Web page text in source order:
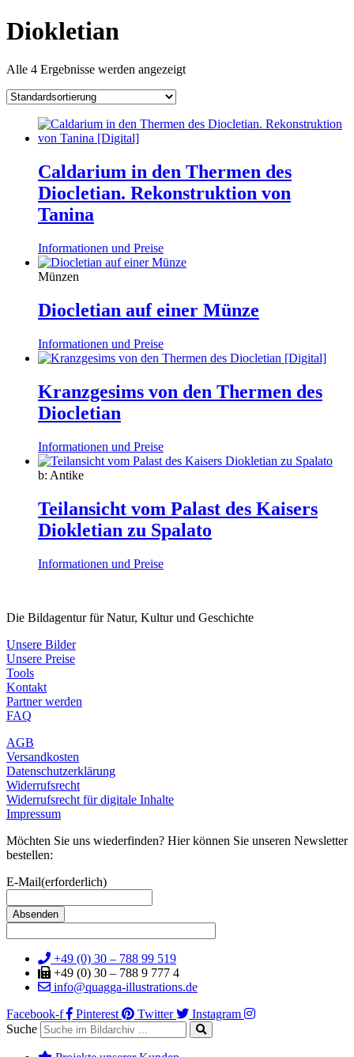
Diokletian
Alle 4 Ergebnisse werden angezeigt
Caldarium in den Thermen des
Diocletian. Rekonstruktion von
Tanina
Informationen und Preise
Münzen
Diocletian auf einer Münze
Informationen und Preise
Kranzgesims von den Thermen des
Diocletian
Informationen und Preise
b: Antike
Teilansicht vom Palast des Kaisers
Diokletian zu Spalato
Informationen und Preise
Die Bildagentur für Natur, Kultur und Geschichte
Unsere Bilder
Unsere Preise
Tools
Kontakt
Partner werden
FAQ
AGB
Versandkosten
Datenschutzerklärung
Widerrufsrecht
Widerrufsrecht für digitale Inhalte
Impressum
Möchten Sie uns wiederfinden? Hier können Sie unseren Newsletter
bestellen:
E-Mail(erforderlich)
+49 (0) 30 – 788 99 519
+49 (0) 30 – 788 9 777 4
info@quagga-illustrations.de
Facebook-f
Pinterest Twitter
Instagram
Suche